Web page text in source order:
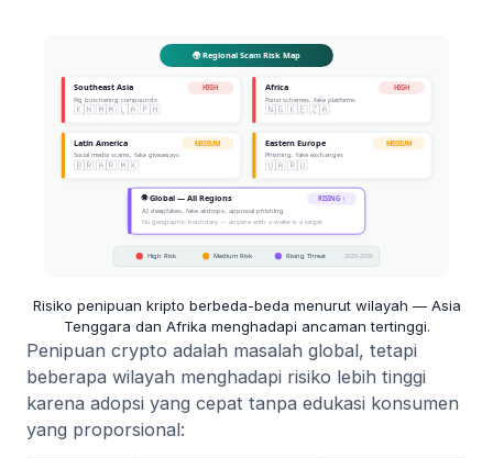
Risiko penipuan kripto berbeda-beda menurut wilayah — Asia
Tenggara dan Afrika menghadapi ancaman tertinggi.
Penipuan crypto adalah masalah global, tetapi
beberapa wilayah menghadapi risiko lebih tinggi
karena adopsi yang cepat tanpa edukasi konsumen
yang proporsional: